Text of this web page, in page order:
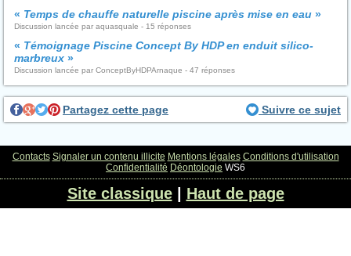
« Temps de chauffe naturelle piscine après mise en eau »
Discussion lancée par aquasquale - 15 réponses
« Témoignage Piscine Concept By HDP en enduit silico-
marbreux »
Discussion lancée par ConceptByHDPArnaque - 47 réponses
Partagez cette page Suivre ce sujet
Contacts Signaler un contenu illicite Mentions légales Conditions d'utilisation
Confidentialité Déontologie WS6
Site classique| Haut de page